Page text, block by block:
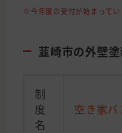
※今年度の受付が始まって
韮崎市の外壁
制
度
名
空き家